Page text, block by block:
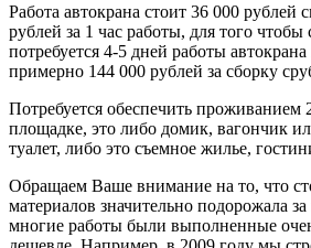
Работа автокрана стоит 36 000 рублей
рублей за 1 час работы, для того чтобы
потребуется 4-5 дней работы
примерно 144 000 рублей за сборку
Потребуется обеспечить проживанием
площадке, это либо домик, вагончик
туалет, либо это съемное жилье,
Обращаем Ваше внимание на то, что
материалов значительно подорожала
многие работы были выполненные